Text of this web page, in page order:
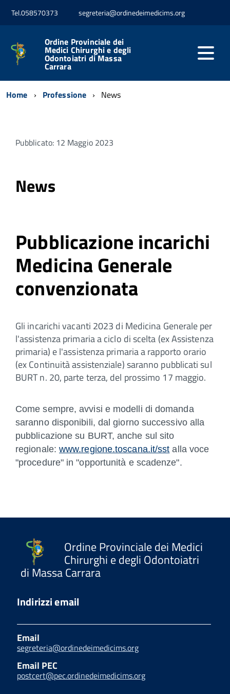
Tel.058570373 segreteria@ordinedeimedicims.org
Ordine Provinciale dei
Medici Chirurghi e degli
Odontoiatri di Massa
Carrara
Home Professione News
Pubblicato: 12 Maggio 2023
News
Pubblicazione incarichi
Medicina Generale
convenzionata
Gli incarichi vacanti 2023 di Medicina Generale per
l'assistenza primaria a ciclo di scelta (ex Assistenza
primaria) e l'assistenza primaria a rapporto orario
(ex Continuità assistenziale) saranno pubblicati sul
BURT n. 20, parte terza, del prossimo 17 maggio.
Come sempre, avvisi e modelli di domanda
saranno disponibili, dal giorno successivo alla
pubblicazione su BURT, anche sul sito
regionale: www.regione.toscana.it/sst alla voce
"procedure" in "opportunità e scadenze".
Ordine Provinciale dei Medici
Chirurghi e degli Odontoiatri
di Massa Carrara
Indirizzi email
Email
segreteria@ordinedeimedicims.org
Email PEC
postcert@pec.ordinedeimedicims.org